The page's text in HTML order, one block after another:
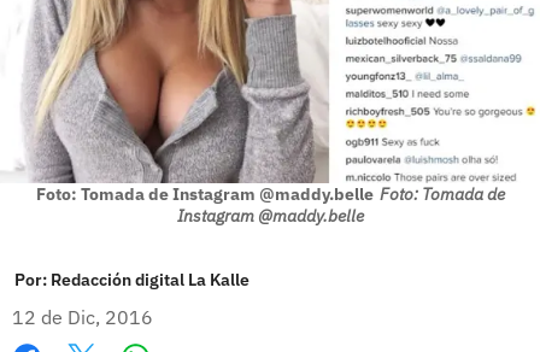
Foto: Tomada de Instagram @maddy.belle Foto: Tomada de
Instagram @maddy.belle
Por: Redacción digital La Kalle
12 de Dic, 2016